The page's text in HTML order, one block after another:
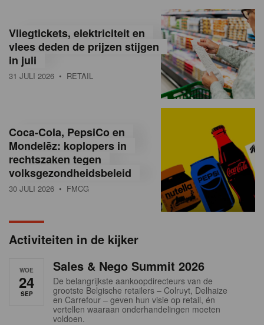
g
ë
e
a
n
Vliegtickets, elektriciteit en
vlees deden de prijzen stijgen
in juli
31 JULI 2026 • RETAIL
Coca-Cola, PepsiCo en
Mondelēz: koplopers in
rechtszaken tegen
volksgezondheidsbeleid
30 JULI 2026 • FMCG
Activiteiten in de kijker
WOE
24
SEP
Sales & Nego Summit 2026
De belangrijkste aankoopdirecteurs van de
grootste Belgische retailers – Colruyt, Delhaize
en Carrefour – geven hun visie op retail, én
vertellen waaraan onderhandelingen moeten
voldoen.